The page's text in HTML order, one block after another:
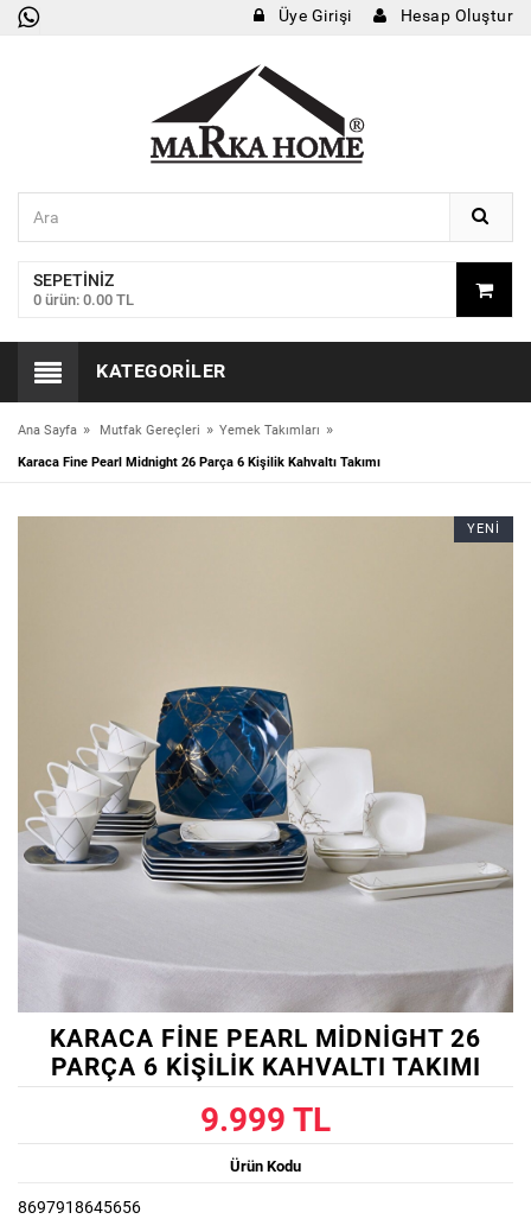
Üye Girişi Hesap Oluştur
SEPETINIZ
0 ürün: 0.00 TL
KATEGORILER
Ana Sayfa » Mutfak Gereçleri » Yemek Takımları »
Karaca Fine Pearl Midnight 26 Parça 6 Kişilik Kahvaltı Takımı
YENİ
KARACA FINE PEARL MIDNIGHT 26
PARÇA 6 KIŞILIK KAHVALTI TAKIMI
9.999 TL
Ürün Kodu
8697918645656